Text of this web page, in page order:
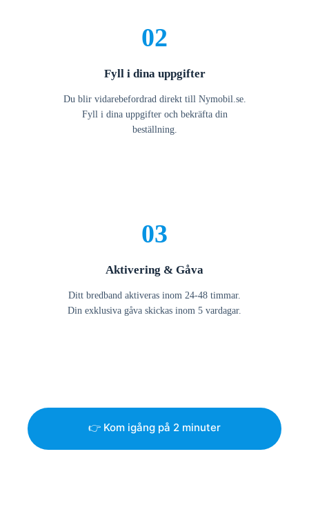
02
Fyll i dina uppgifter
Du blir vidarebefordrad direkt till Nymobil.se.
Fyll i dina uppgifter och bekräfta din
beställning.
03
Aktivering & Gåva
Ditt bredband aktiveras inom 24-48 timmar.
Din exklusiva gåva skickas inom 5 vardagar.
👉 Kom igång på 2 minuter